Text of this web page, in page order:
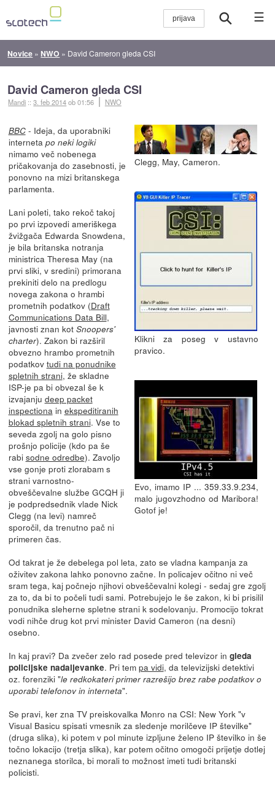
☰
Novice » NWO » David Cameron gleda CSI
David Cameron gleda CSI
Mandi ::3. feb 2014ob 01:56 NWO
Clegg, May, Cameron.
Klikni za poseg v ustavno
pravico.
Evo, imamo IP ... 359.33.9.234,
malo jugovzhodno od Maribora!
Gotof je!
BBC- Ideja, da uporabniki
interneta po neki logiki
nimamo več nobenega
pričakovanja do zasebnosti, je
ponovno na mizi britanskega
parlamenta.
Lani poleti, tako rekoč takoj
po prvi izpovedi ameriškega
žvižgača Edwarda Snowdena,
je bila britanska notranja
ministrica Theresa May (na
prvi sliki, v sredini) primorana
prekiniti delo na predlogu
novega zakona o hrambi
prometnih podatkov (Draft
Communications Data Bill,
javnosti znan kot Snoopers'
charter). Zakon bi razširil
obvezno hrambo prometnih
podatkov tudi na ponudnike
spletnih strani, že skladne
ISP-je pa bi obvezal še k
izvajanju deep packet
inspectiona in ekspeditiranih
blokad spletnih strani. Vse to
seveda zgolj na golo pisno
prošnjo policije (kdo pa še
rabi sodne odredbe). Zavoljo
vse gonje proti zlorabam s
strani varnostno-
obveščevalne službe GCQH ji
je podpredsednik vlade Nick
Clegg (na levi) namreč
sporočil, da trenutno pač ni
primeren čas.
Od takrat je že debelega pol leta, zato se vladna kampanja za
oživitev zakona lahko ponovno začne. In policajev očitno ni več
sram tega, kaj počnejo njihovi obveščevalni kolegi - sedaj gre zgolj
za to, da bi to počeli tudi sami. Potrebujejo le še zakon, ki bi prisilil
ponudnika sleherne spletne strani k sodelovanju. Promocijo tokrat
vodi nihče drug kot prvi minister David Cameron (na desni)
osebno.
In kaj pravi? Da zvečer zelo rad posede pred televizor in gleda
policijske nadaljevanke. Pri tem pa vidi, da televizijski detektivi
oz. forenziki "le redkokateri primer razrešijo brez rabe podatkov o
uporabi telefonov in interneta".
Se pravi, ker zna TV preiskovalka Monro na CSI: New York "v
Visual Basicu spisati vmesnik za sledenje morilčeve IP številke"
(druga slika), ki potem v pol minute izpljune želeno IP številko in še
točno lokacijo (tretja slika), kar potem očitno omogoči prijetje dotlej
neznanega storilca, bi morali to možnost imeti tudi britanski
policisti.